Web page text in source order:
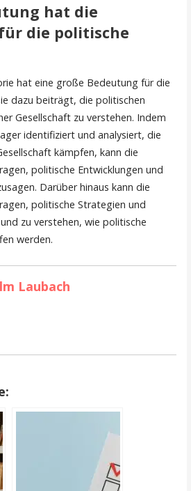
hat die
die politische
hat eine große Bedeutung für die
dazu beiträgt, die politischen
Gesellschaft zu verstehen. Indem
identifiziert und analysiert, die
kämpfen, kann die
politische Entwicklungen und
Darüber hinaus kann die
politische Strategien und
zu verstehen, wie politische
werden.
Laubach